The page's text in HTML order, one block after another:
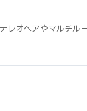
レオペアやマルチル